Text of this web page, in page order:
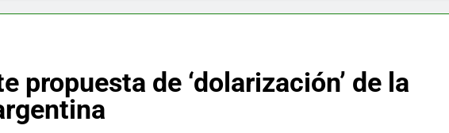
propuesta de ‘dolarización’ de la